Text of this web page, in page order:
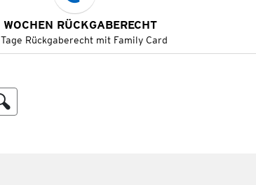
RÜCKGABERECHT
Rückgaberecht mit Family Card